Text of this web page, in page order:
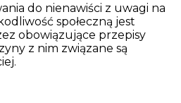
do nienawiści z uwagi na
społeczną jest
obowiązujące przepisy
z nim związane są